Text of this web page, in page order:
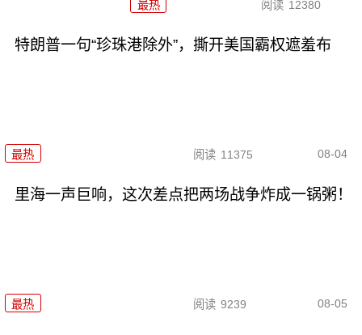
最热 阅读 12380
特朗普一句“珍珠港除外”，撕开美国霸权遮羞布
最热 阅读 11375 08-04
里海一声巨响，这次差点把两场战争炸成一锅粥！
最热 阅读 9239 08-05